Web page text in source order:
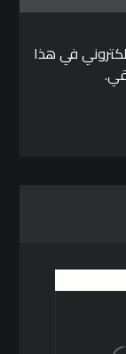
في هذا